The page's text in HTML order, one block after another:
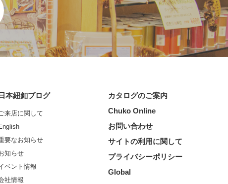
日本紐釦ブログ
ご来店に関して
要なお知らせ
知らせ
ベント情報
社情報
カタログのご案内
Chuko Online
お問い合わせ
サイトの利用に関して
プライバシーポリシー
Global